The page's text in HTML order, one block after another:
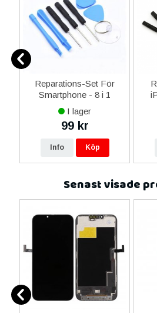
Reparations-Set För
Smartphone - 8 i 1
I lager
99 kr
Info Köp
Senast visade